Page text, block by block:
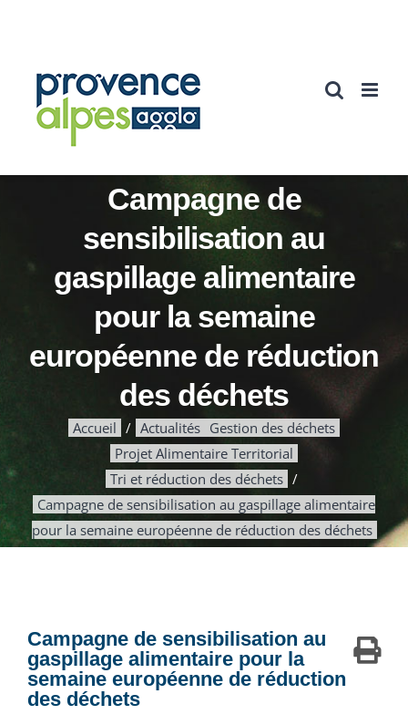
Campagne de
sensibilisation au
gaspillage alimentaire
pour la semaine
européenne de réduction
des déchets
Accueil Actualités Gestion des déchets
Projet Alimentaire Territorial
Tri et réduction des déchets
Campagne de sensibilisation au gaspillage alimentaire
pour la semaine européenne de réduction des déchets
Campagne de sensibilisation au
gaspillage alimentaire pour la
semaine européenne de réduction
des déchets